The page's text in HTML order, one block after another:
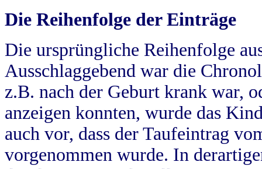
Die Reihenfolge der Einträge
Die ursprüngliche Reihenfolge
Ausschlaggebend war die
z.B. nach der Geburt krank war,
anzeigen konnten, wurde das
auch vor, dass der Taufeintrag
vorgenommen wurde. In